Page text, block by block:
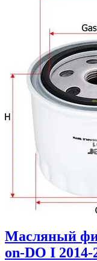
Масляный
on-DO I 2014-